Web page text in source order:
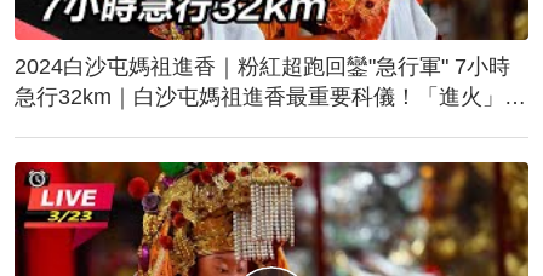
2024白沙屯媽祖進香｜粉紅超跑回鑾"急行軍" 7小時
急行32km｜白沙屯媽祖進香最重要科儀！「進火」儀